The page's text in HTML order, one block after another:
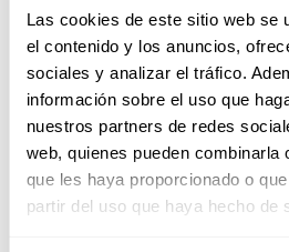
Las cookies de este sitio web se
el contenido y los anuncios,
sociales y analizar el tráfico.
información sobre el uso que
nuestros partners de redes
web, quienes pueden combinarla
que les haya proporcionado o
partir del uso que haya hecho de